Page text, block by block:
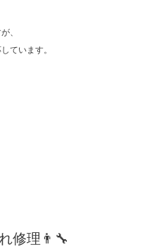
、
ています。
修理👨‍🔧